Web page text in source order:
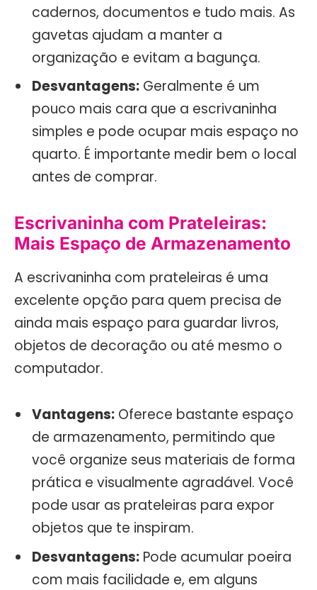
cadernos, documentos e tudo mais. As
gavetas ajudam a manter a
organização e evitam a bagunça.
Desvantagens: Geralmente é um
pouco mais cara que a escrivaninha
simples e pode ocupar mais espaço no
quarto. É importante medir bem o local
antes de comprar.
Escrivaninha com Prateleiras:
Mais Espaço de Armazenamento
A escrivaninha com prateleiras é uma
excelente opção para quem precisa de
ainda mais espaço para guardar livros,
objetos de decoração ou até mesmo o
computador.
Vantagens: Oferece bastante espaço
de armazenamento, permitindo que
você organize seus materiais de forma
prática e visualmente agradável. Você
pode usar as prateleiras para expor
objetos que te inspiram.
Desvantagens: Pode acumular poeira
com mais facilidade e, em alguns